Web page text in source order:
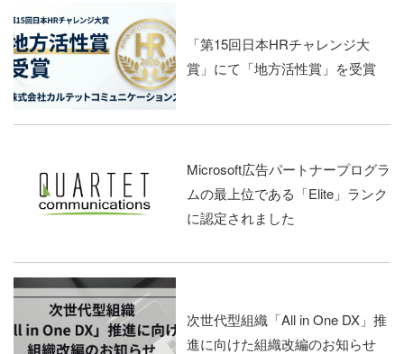
「第15回日本HRチャレンジ大
賞」にて「地方活性賞」を受賞
Microsoft広告パートナープログラ
ムの最上位である「Elite」ランク
に認定されました
次世代型組織「All in One DX」推
進に向けた組織改編のお知らせ